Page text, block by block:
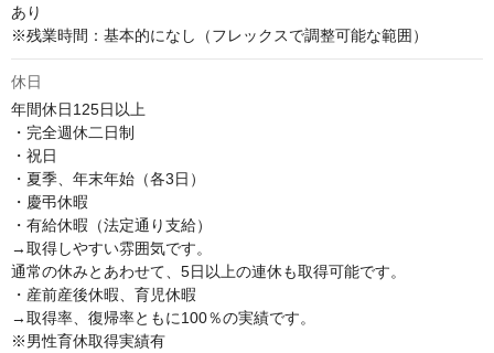
あり
※残業時間：基本的になし（フレックスで調整可能な範囲）
休日
年間休日125日以上
・完全週休二日制
・祝日
・夏季、年末年始（各3日）
・慶弔休暇
・有給休暇（法定通り支給）
→取得しやすい雰囲気です。
通常の休みとあわせて、5日以上の連休も取得可能です。
・産前産後休暇、育児休暇
→取得率、復帰率ともに100％の実績です。
※男性育休取得実績有